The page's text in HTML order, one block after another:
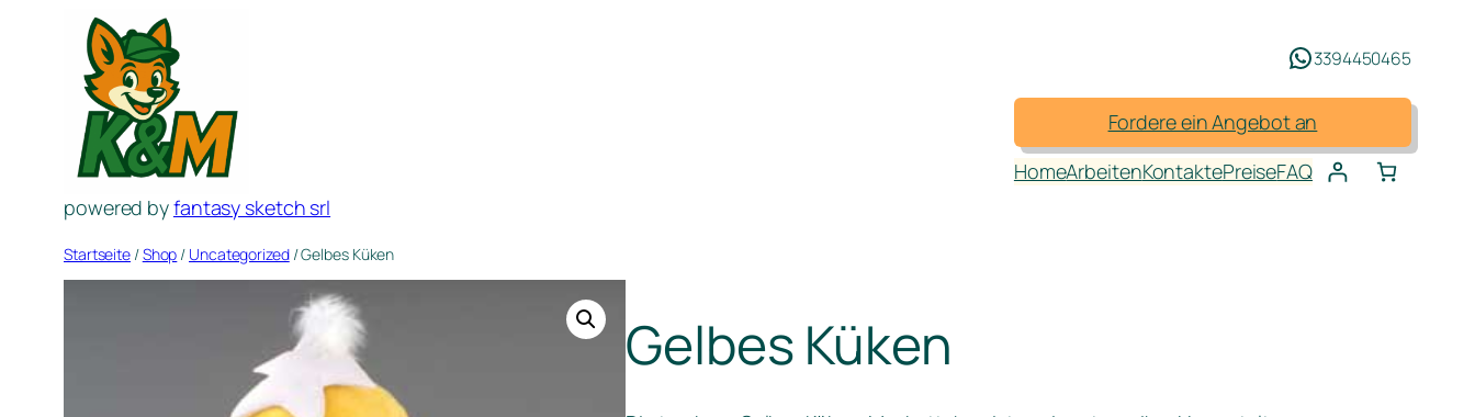
springen
powered byfantasy sketch srl
3394450465
Fordere ein Angebot an
HomeArbeitenKontaktePreiseFAQ
Startseite /Shop / Uncategorized/ Gelbes Küken
Gelbes Küken